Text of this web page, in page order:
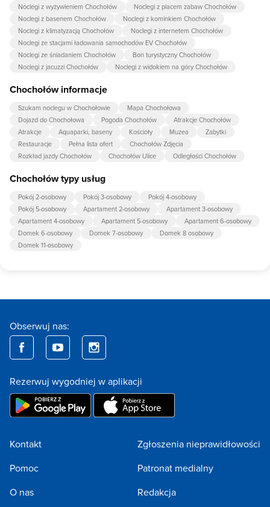
Noclegi z wyżywieniem Chochołów
Noclegi z placem zabaw Chochołów
Noclegi z basenem Chochołów
Noclegi z kominkiem Chochołów
Noclegi z klimatyzacją Chochołów
Noclegi z internetem Chochołów
Noclegi ze stacjami ładowania samochodów EV Chochołów
Noclegi ze śniadaniem Chochołów
Bon turystyczny Chochołów
Noclegi z jacuzzi Chochołów
Noclegi z widokiem na góry Chochołów
Chochołów informacje
Szukam noclegu w Chochołowie
Mapa Chochołowa
Dojazd do Chochołowa
Pogoda Chochołów
Atrakcje Chochołów
Atrakcje
Aquaparki, baseny Kościoły Muzea
Zabytki
Restauracje
Pełna lista ofert
Chochołów Zdjęcia
Rozkład jazdy Chochołów
Chochołów Ulice Odległości Chochołów
Chochołów typy usług
Pokój 2-osobowy Pokój 3-osobowy
Pokój 4-osobowy
Pokój 5-osobowy
Apartament 2-osobowy
Apartament 3-osobowy
Apartament 4-osobowy
Apartament 5-osobowy
Apartament 6-osobowy
Domek 6-osobowy
Domek 7-osobowy
Domek 8 osobowy
Domek 11-osobowy
Obserwuj nas:
Rezerwuj wygodniej w aplikacji
Kontakt
Pomoc
O nas
Zgłoszenia nieprawidłowości
Patronat medialny
Redakcja